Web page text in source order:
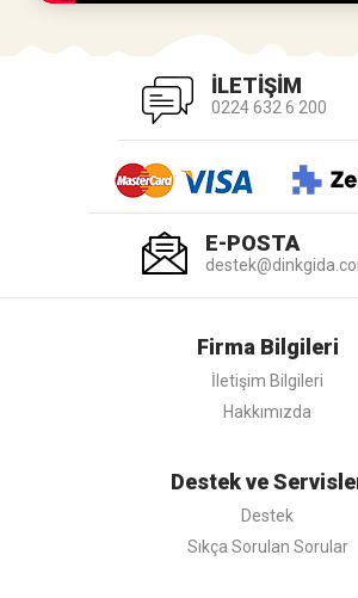
İLETİŞİM
0224 632 6 200
E-POSTA
Firma Bilgileri
İletişim Bilgileri
Hakkımızda
Destek ve
Destek
Sıkça Sorulan Sorular